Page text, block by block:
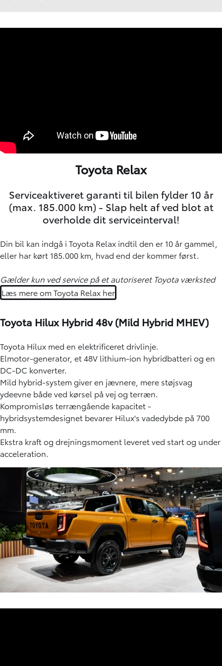
Toyota Relax
Serviceaktiveret garanti til bilen fylder 10 år
(max. 185.000 km) - Slap helt af ved blot at
overholde dit serviceinterval!
Din bil kan indgå i Toyota Relax indtil den er 10 år gammel,
eller har kørt 185.000 km, hvad end der kommer først.
Gælder kun ved service på et autoriseret Toyota værksted
Læs mere om Toyota Relax her
Toyota Hilux Hybrid 48v (Mild Hybrid MHEV)
Toyota Hilux med en elektrificeret drivlinje.
Elmotor-generator, et 48V lithium-ion hybridbatteri og en
DC-DC konverter.
Mild hybrid-system giver en jævnere, mere støjsvag
ydeevne både ved kørsel på vej og terræn.
Kompromisløs terrængående kapacitet -
hybridsystemdesignet bevarer Hilux's vadedybde på 700
mm.
Ekstra kraft og drejningsmoment leveret ved start og under
acceleration.